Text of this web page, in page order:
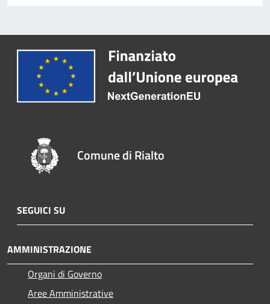
Comune di Rialto
SEGUICI SU
AMMINISTRAZIONE
Organi di Governo
Aree Amministrative